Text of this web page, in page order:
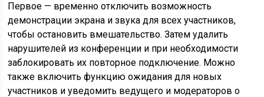
Первое — временно отключить возможность
демонстрации экрана и звука для всех участников,
чтобы остановить вмешательство. Затем удалить
нарушителей из конференции и при необходимости
заблокировать их повторное подключение. Можно
также включить функцию ожидания для новых
участников и уведомить ведущего и модераторов о